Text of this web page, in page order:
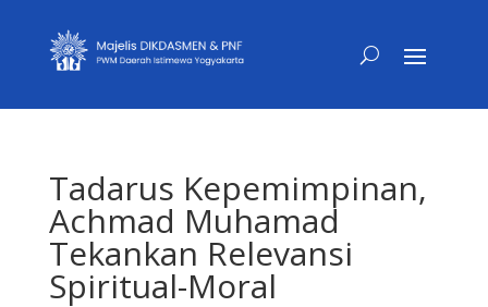
Tadarus Kepemimpinan,
Achmad Muhamad
Tekankan Relevansi
Spiritual-Moral